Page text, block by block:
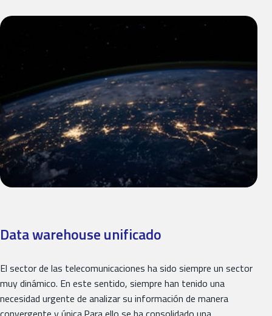
Data warehouse unificado
El sector de las telecomunicaciones ha sido siempre un sector
muy dinámico. En este sentido, siempre han tenido una
necesidad urgente de analizar su información de manera